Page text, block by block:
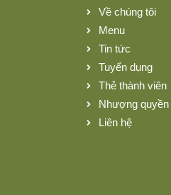
Về chúng tôi
Menu
Tin tức
Tuyển dụng
Thẻ thành viên
Nhượng quyền
Liên hệ